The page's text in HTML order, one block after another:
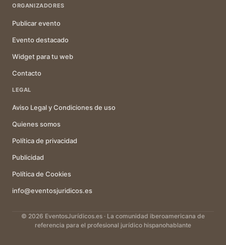
ORGANIZADORES
Publicar evento
Evento destacado
Widget para tu web
Contacto
LEGAL
Aviso Legal y Condiciones de uso
Quienes somos
Política de privacidad
Publicidad
Política de Cookies
info@eventosjuridicos.es
© 2026 EventosJurídicos.es · La comunidad iberoamericana de
referencia para el profesional jurídico hispanohablante